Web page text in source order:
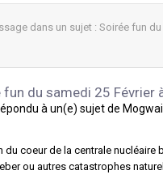
dans un sujet :Soirée fun du
fun du samedi 25 Février
à un(e) sujet de
du coeur de la centrale nucléaire
ou autres catastrophes